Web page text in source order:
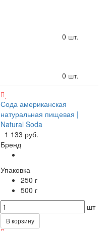
0 шт.
0 шт.
Сода американская
натуральная пищевая |
Natural Soda
1 133 руб.
Бренд
Упаковка
250 г
500 г
шт
В корзину